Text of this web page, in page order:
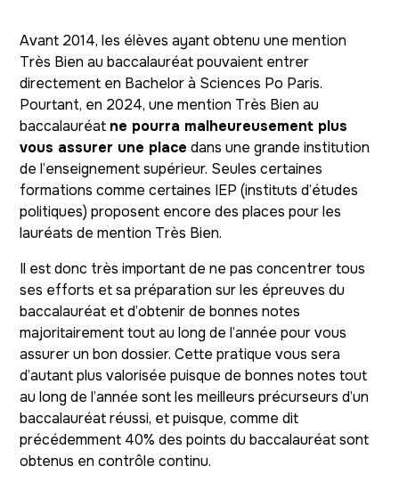
Avant 2014, les élèves ayant obtenu une mention
Très Bien au baccalauréat pouvaient entrer
directement en Bachelor à Sciences Po Paris.
Pourtant, en 2024, une mention Très Bien au
baccalauréat ne pourra malheureusement plus
vous assurer une place dans une grande institution
de l’enseignement supérieur. Seules certaines
formations comme certaines IEP (instituts d’études
politiques) proposent encore des places pour les
lauréats de mention Très Bien.
Il est donc très important de ne pas concentrer tous
ses efforts et sa préparation sur les épreuves du
baccalauréat et d’obtenir de bonnes notes
majoritairement tout au long de l’année pour vous
assurer un bon dossier. Cette pratique vous sera
d’autant plus valorisée puisque de bonnes notes tout
au long de l’année sont les meilleurs précurseurs d’un
baccalauréat réussi, et puisque, comme dit
précédemment 40% des points du baccalauréat sont
obtenus en contrôle continu.